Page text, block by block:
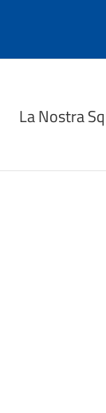
La Nostra